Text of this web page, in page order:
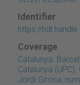
Identifier
https://
Coverage
Catalunya.
Catalunya
Jordi Girona,